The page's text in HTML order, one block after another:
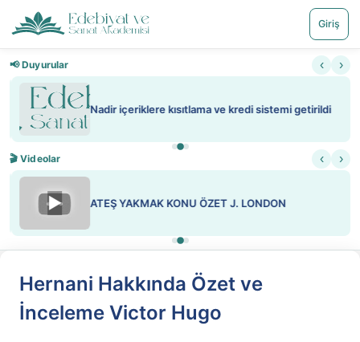
Giriş
📢 Duyurular ‹ ›
Nadir içeriklere kısıtlama ve kredi sistemi getirildi
🎬 Videolar ‹ ›
▶ ATEŞ YAKMAK KONU ÖZET J. LONDON
Hernani Hakkında Özet ve
İnceleme Victor Hugo